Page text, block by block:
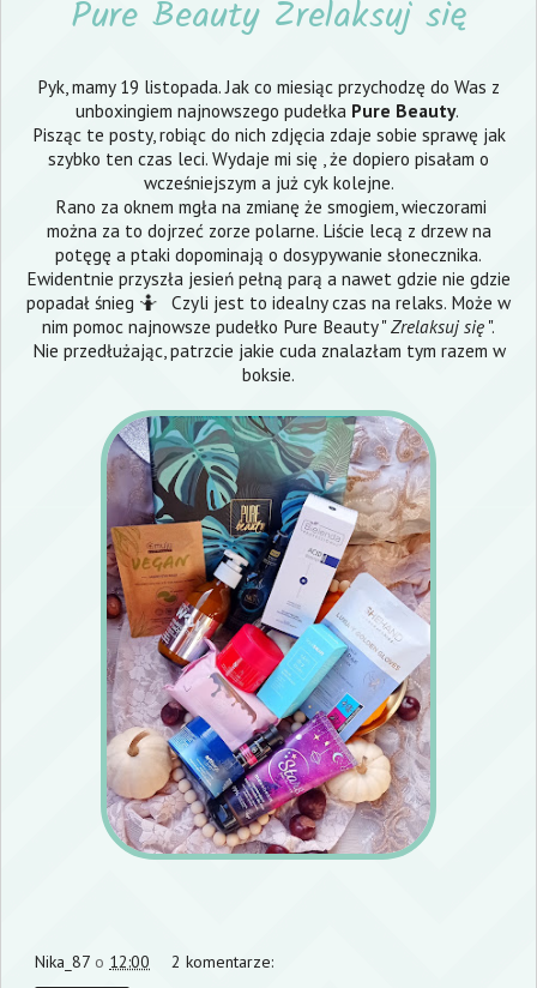
Pure Beauty Zrelaksuj się
Pyk, mamy 19 listopada. Jak co miesiąc przychodzę do Was z
unboxingiem najnowszego pudełka Pure Beauty.
Pisząc te posty, robiąc do nich zdjęcia zdaje sobie sprawę jak
szybko ten czas leci. Wydaje mi się , że dopiero pisałam o
wcześniejszym a już cyk kolejne.
Rano za oknem mgła na zmianę że smogiem, wieczorami
można za to dojrzeć zorze polarne. Liście lecą z drzew na
potęgę a ptaki dopominają o dosypywanie słonecznika.
Ewidentnie przyszła jesień pełną parą a nawet gdzie nie gdzie
popadał śnieg 🤷 Czyli jest to idealny czas na relaks. Może w
nim pomoc najnowsze pudełko Pure Beauty "Zrelaksuj się ".
Nie przedłużając, patrzcie jakie cuda znalazłam tym razem w
boksie.
Nika_87 o 12:00 2 komentarze: